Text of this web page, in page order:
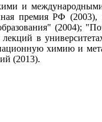
и
премия РФ
(2004);
в
химию и
(2013).